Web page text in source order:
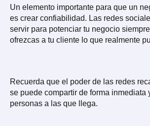
Un elemento importante para que un
es crear confiabilidad. Las redes
servir para potenciar tu negocio
ofrezcas a tu cliente lo que realmente
Recuerda que el poder de las redes
se puede compartir de forma inmediata
personas a las que llega.